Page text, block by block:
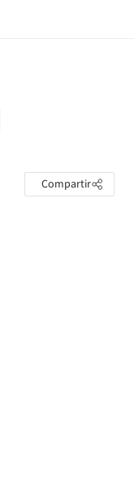
Compartir